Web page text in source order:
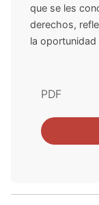
que se les
derechos,
la oportunidad
PDF